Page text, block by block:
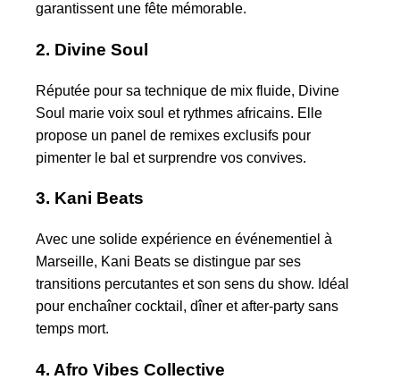
garantissent une fête mémorable.
2. Divine Soul
Réputée pour sa technique de mix fluide, Divine
Soul marie voix soul et rythmes africains. Elle
propose un panel de remixes exclusifs pour
pimenter le bal et surprendre vos convives.
3. Kani Beats
Avec une solide expérience en événementiel à
Marseille, Kani Beats se distingue par ses
transitions percutantes et son sens du show. Idéal
pour enchaîner cocktail, dîner et after-party sans
temps mort.
4. Afro Vibes Collective